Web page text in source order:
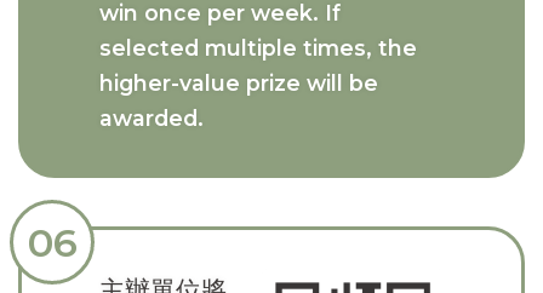
win once per week. If
selected multiple times, the
higher-value prize will be
awarded.
06